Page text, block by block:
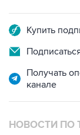
Купить
Получать
канале
НОВОСТИ ПО